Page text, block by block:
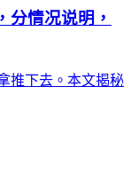
分情况说明，
推下去。本文揭秘